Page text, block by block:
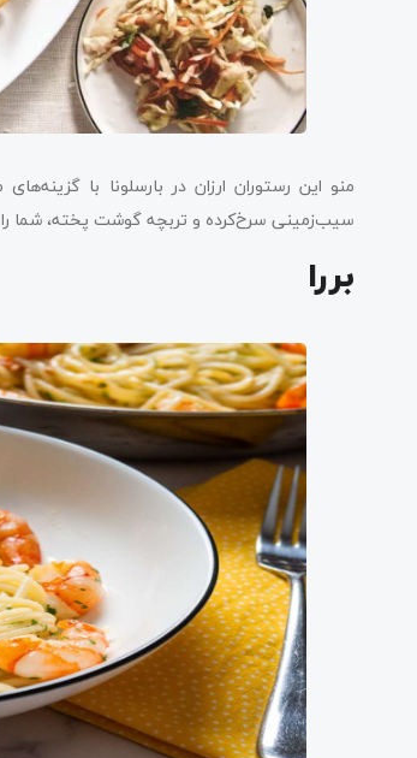
منو این رستوران ارزان در بارسلونا با
سیب‌زمینی سرخ‌کرده و تربچه گوشت پخته، شما را
بررا